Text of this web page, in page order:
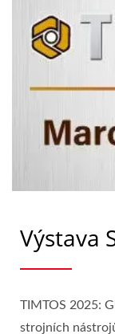
Výstava
TIMTOS 2025:
strojních